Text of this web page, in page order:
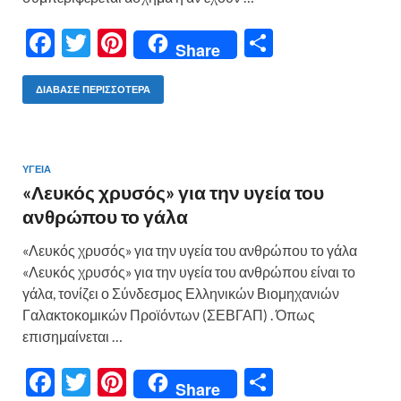
F
ac
e
o
k
T
w
itt
Pi
nt
er
Share
τε
ε
ΔΙΆΒΑΣΕ ΠΕΡΙΣΣΌΤΕΡΑ
ΥΓΕΙΑ
«Λευκός χρυσός» για την υγεία του
ανθρώπου το γάλα
«Λευκός χρυσός» για την υγεία του ανθρώπου το γάλα
«Λευκός χρυσός» για την υγεία του ανθρώπου είναι το
γάλα, τονίζει ο Σύνδεσμος Ελληνικών Βιομηχανιών
Γαλακτοκομικών Προϊόντων (ΣΕΒΓΑΠ) . Όπως
επισημαίνεται …
F
T
Pi
Share